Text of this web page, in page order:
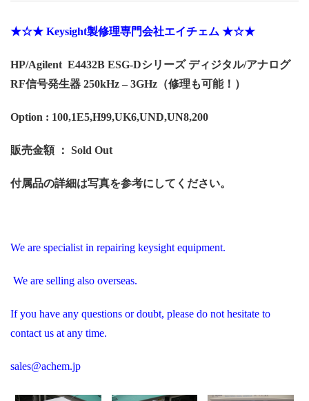
★☆★ Keysight製修理専門会社エイチェム ★☆★
HP/Agilent E4432B ESG-Dシリーズ ディジタル/アナログ
RF信号発生器 250kHz – 3GHz（修理も可能！）
Option : 100,1E5,H99,UK6,UND,UN8,200
販売金額 ： Sold Out
付属品の詳細は写真を参考にしてください。
We are specialist in repairing keysight equipment.
We are selling also overseas.
If you have any questions or doubt, please do not hesitate to
contact us at any time.
sales@achem.jp